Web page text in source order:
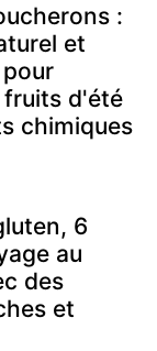
:
et
d'été
chimiques
6
au
des
et